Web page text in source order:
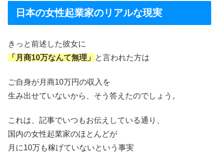
日本の女性起業家のリアルな現実
きっと前述した彼女に
「月商10万なんて無理」
と言われた方は
ご自身が月商10万円の収入を
生み出せていないから、そう答えたのでしょう。
これは、記事でいつもお伝えしている通り、
国内の女性起業家のほとんどが
月に10万も稼げていないという事実